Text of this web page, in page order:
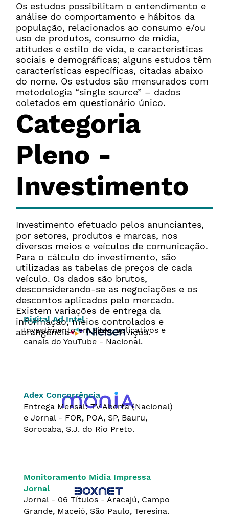
Os estudos possibilitam o entendimento e
análise do comportamento e hábitos da
população, relacionados ao consumo e/ou
uso de produtos, consumo de mídia,
atitudes e estilo de vida, e características
sociais e demográficas; alguns estudos têm
características específicas, citadas abaixo
do nome. Os estudos são mensurados com
metodologia “single source” – dados
coletados em questionário único.
Categoria
Pleno -
Investimento
Investimento efetuado pelos anunciantes,
por setores, produtos e marcas, nos
diversos meios e veículos de comunicação.
Para o cálculo do investimento, são
utilizadas as tabelas de preços de cada
veículo. Os dados são brutos,
desconsiderando-se as negociações e os
descontos aplicados pelo mercado.
Existem variações de entrega da
informação, meios controlados e
abrangência entre os serviços.
Digital Ad Intel
Investimento em sites, aplicativos e
canais do YouTube - Nacional.
Adex Concorrência
Entrega Mensal: TV Aberta (Nacional)
e Jornal - FOR, POA, SP, Bauru,
Sorocaba, S.J. do Rio Preto.
Monitoramento Mídia Impressa
Jornal
Jornal - 06 Títulos - Aracajú, Campo
Grande, Maceió, São Paulo, Teresina.